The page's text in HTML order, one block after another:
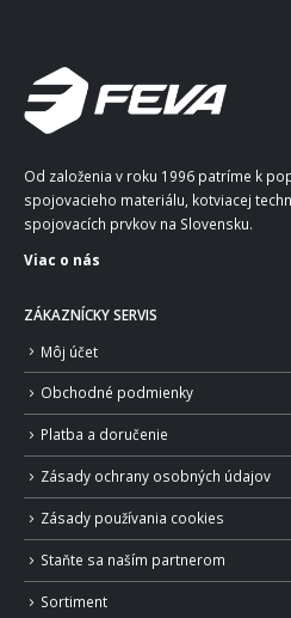
Od založenia v roku 1996 patríme k
spojovacieho materiálu, kotviacej
spojovacích prvkov na Slovensku.
Viac o nás
ZÁKAZNÍCKY SERVIS
Môj účet
Obchodné podmienky
Platba a doručenie
Zásady ochrany osobných údajov
Zásady používania cookies
Staňte sa naším partnerom
Sortiment